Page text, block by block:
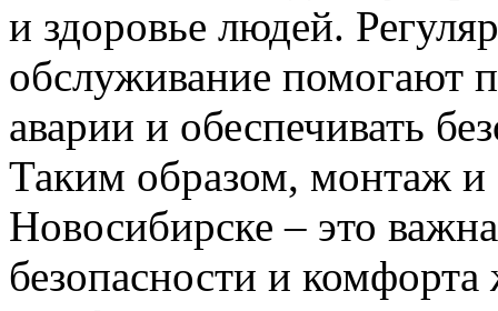
и здоровье людей.
обслуживание помогают
аварии и обеспечивать
Таким образом, монтаж и
Новосибирске – это
безопасности и комфорта